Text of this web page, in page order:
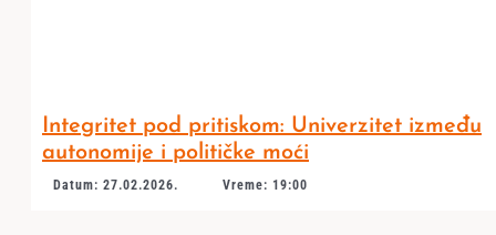
Integritet pod pritiskom: Univerzitet između
autonomije i političke moći
Datum: 27.02.2026. Vreme: 19:00